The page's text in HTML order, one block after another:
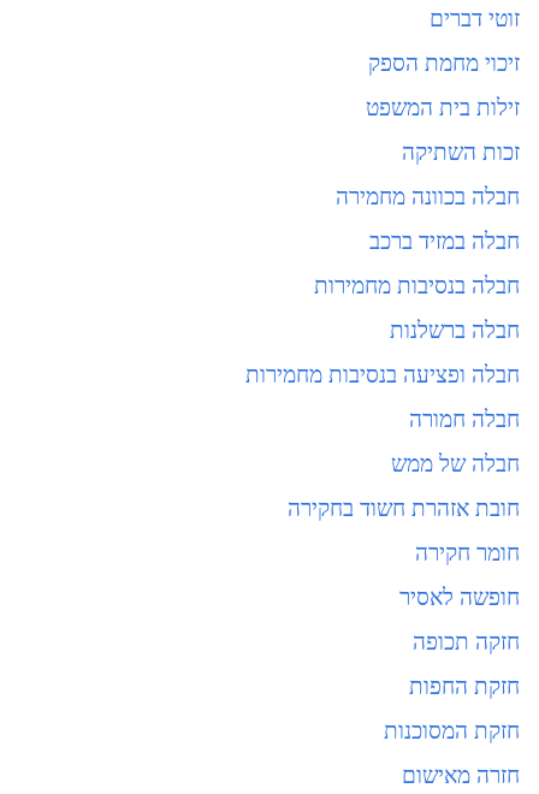
זוטי דברים
זיכוי מחמת הספק
זילות בית המשפט
זכות השתיקה
חבלה בכוונה מחמירה
חבלה במזיד ברכב
חבלה בנסיבות מחמירות
חבלה ברשלנות
חבלה ופציעה בנסיבות מחמירות
חבלה חמורה
חבלה של ממש
חובת אזהרת חשוד בחקירה
חומר חקירה
חופשה לאסיר
חזקה תכופה
חזקת החפות
חזקת המסוכנות
חזרה מאישום